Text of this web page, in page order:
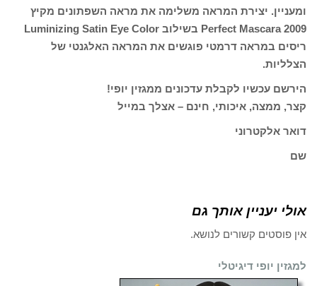
ומעניין. יצירת המראה משלימה את מראה השפתונים מקיץ
2009 Perfect Mascara בשילוב Luminizing Satin Eye Color
ריסים במראה דרמטי פוגשים את המראה האלגנטי של
הצלליות.
הירשם עכשיו לקבלת עדכונים ממגזין יופי!
קצר, ממצה, איכותי, חינם – אצלך במייל
דואר אלקטרוני
שם
אולי יעניין אותך גם
אין פוסטים קשורים לנושא.
למגזין יופי דיגיטלי